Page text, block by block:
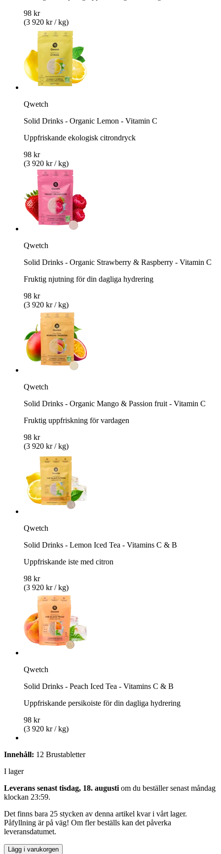
98 kr
(3 920 kr / kg)
Qwetch
Solid Drinks - Organic Lemon - Vitamin C
Uppfriskande ekologisk citrondryck
98 kr
(3 920 kr / kg)
Qwetch
Solid Drinks - Organic Strawberry & Raspberry - Vitamin C
Fruktig njutning för din dagliga hydrering
98 kr
(3 920 kr / kg)
Qwetch
Solid Drinks - Organic Mango & Passion fruit - Vitamin C
Fruktig uppfriskning för vardagen
98 kr
(3 920 kr / kg)
Qwetch
Solid Drinks - Lemon Iced Tea - Vitamins C & B
Uppfriskande iste med citron
98 kr
(3 920 kr / kg)
Qwetch
Solid Drinks - Peach Iced Tea - Vitamins C & B
Uppfriskande persikoiste för din dagliga hydrering
98 kr
(3 920 kr / kg)
Innehåll: 12 Brustabletter
I lager
Leverans senast tisdag, 18. augusti om du beställer senast måndag
klockan 23:59.
Det finns bara 25 stycken av denna artikel kvar i vårt lager.
Påfyllning är på väg! Om fler beställs kan det påverka
leveransdatumet.
Lägg i varukorgen